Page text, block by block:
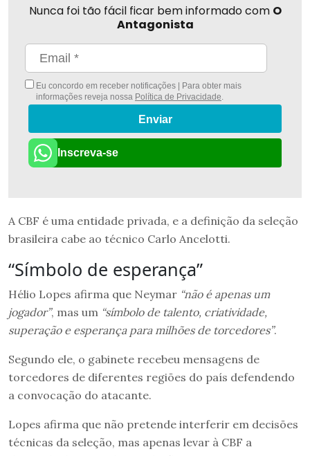
Nunca foi tão fácil ficar bem informado com O
Antagonista
Eu concordo em receber notificações | Para obter mais
informações reveja nossa Política de Privacidade.
Enviar
Inscreva-se
A CBF é uma entidade privada, e a definição da seleção
brasileira cabe ao técnico Carlo Ancelotti.
“Símbolo de esperança”
Hélio Lopes afirma que Neymar “não é apenas um
jogador”, mas um “símbolo de talento, criatividade,
superação e esperança para milhões de torcedores”.
Segundo ele, o gabinete recebeu mensagens de
torcedores de diferentes regiões do país defendendo
a convocação do atacante.
Lopes afirma que não pretende interferir em decisões
técnicas da seleção, mas apenas levar à CBF a